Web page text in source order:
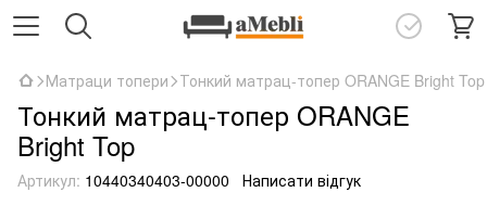
Матраци топери Тонкий матрац-топер ORANGE Bright Top
Тонкий матрац-топер ORANGE
Bright Top
Артикул: 10440340403-00000 Написати відгук